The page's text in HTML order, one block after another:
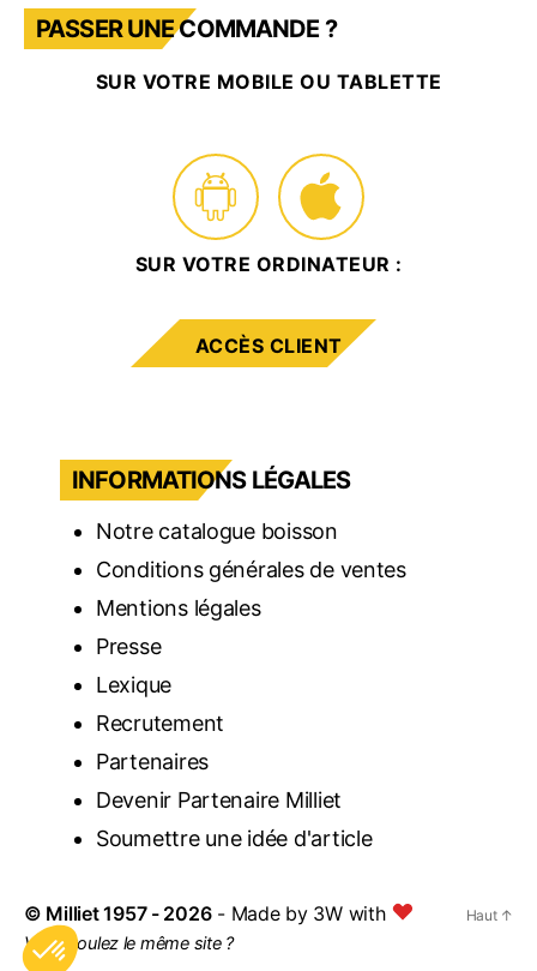
PASSER UNE COMMANDE ?
SUR VOTRE MOBILE OU TABLETTE
SUR VOTRE ORDINATEUR :
ACCÈS CLIENT
INFORMATIONS LÉGALES
Notre catalogue boisson
Conditions générales de ventes
Mentions légales
Presse
Lexique
Recrutement
Partenaires
Devenir Partenaire Milliet
Soumettre une idée d'article
© Milliet1957 - 2026- Made by 3W with
Vous voulez le même site ?
Haut ↑